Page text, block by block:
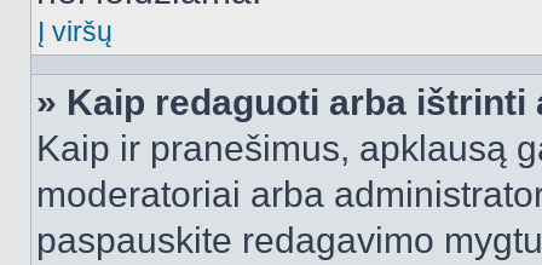
Į viršų
» Kaip redaguoti arba ištrinti
Kaip ir pranešimus, apklausą
moderatoriai arba
paspauskite redagavimo